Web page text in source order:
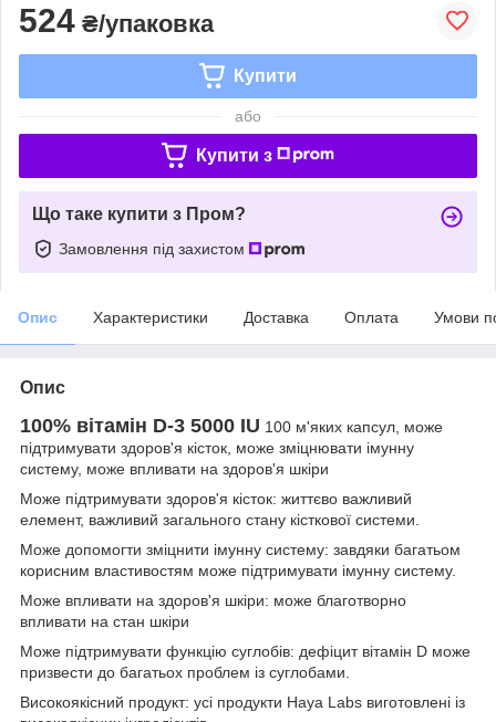
524 ₴/упаковка
Купити
або
Купити з
Що таке купити з Пром?
Замовлення під захистом
Опис Характеристики Доставка Оплата Умови
Опис
100% вітамін D-3 5000 IU 100 м'яких капсул, може
підтримувати здоров'я кісток, може зміцнювати імунну
систему, може впливати на здоров'я шкіри
Може підтримувати здоров'я кісток: життєво важливий
елемент, важливий загального стану кісткової системи.
Може допомогти зміцнити імунну систему: завдяки багатьом
корисним властивостям може підтримувати імунну систему.
Може впливати на здоров'я шкіри: може благотворно
впливати на стан шкіри
Може підтримувати функцію суглобів: дефіцит вітамін D може
призвести до багатьох проблем із суглобами.
Високоякісний продукт: усі продукти Haya Labs виготовлені із